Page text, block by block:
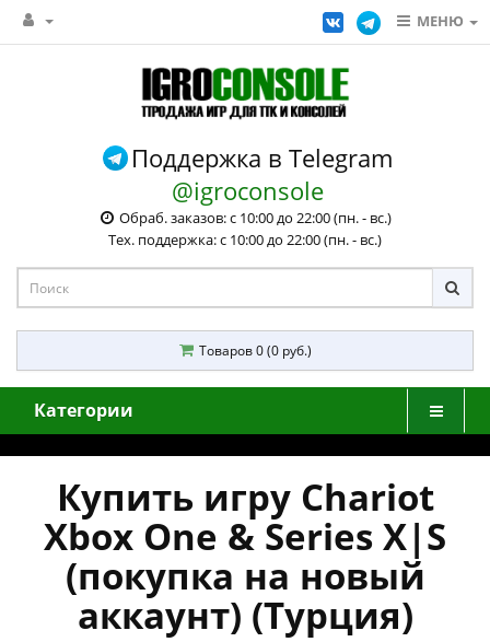
МЕНЮ
Поддержка в Telegram
@igroconsole
Обраб. заказов: с 10:00 до 22:00 (пн. - вс.)
Тех. поддержка: с 10:00 до 22:00 (пн. - вс.)
Товаров 0 (0 руб.)
Категории
Купить игру Chariot
Xbox One & Series X|S
(покупка на новый
аккаунт) (Турция)